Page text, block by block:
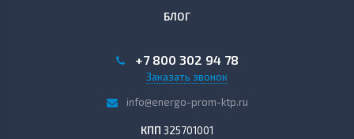
БЛОГ
+7 800 302 94 78
Заказать звонок
info@energo-prom-ktp.ru
КПП 325701001